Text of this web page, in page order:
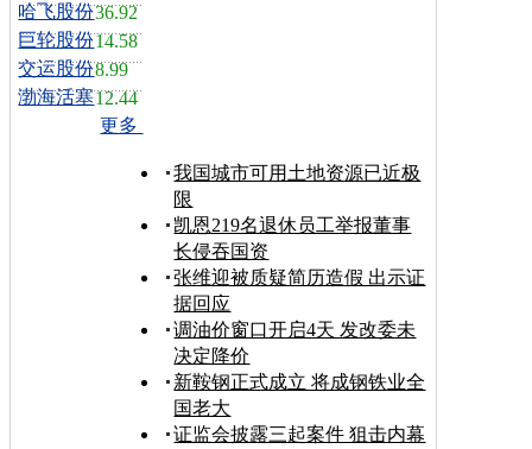
哈飞股份36.92
巨轮股份14.58
交运股份8.99
渤海活塞12.44
更多
我国城市可用土地资源已近极
限
凯恩219名退休员工举报董事
长侵吞国资
张维迎被质疑简历造假 出示证
据回应
调油价窗口开启4天 发改委未
决定降价
新鞍钢正式成立 将成钢铁业全
国老大
证监会披露三起案件 狙击内幕